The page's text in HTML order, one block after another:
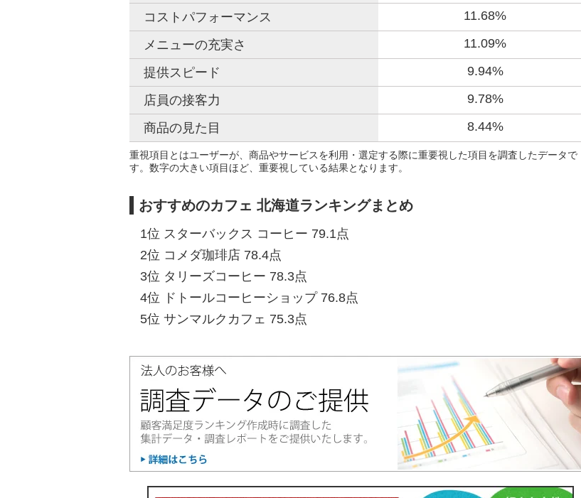
コストパフォーマンス 11.68%
メニューの充実さ 11.09%
提供スピード 9.94%
店員の接客力 9.78%
商品の見た目 8.44%
重視項目とはユーザーが、商品やサービスを利用・選定する際に重要視した項目を調査したデータで
す。数字の大きい項目ほど、重要視している結果となります。
おすすめのカフェ 北海道ランキングまとめ
1位 スターバックス コーヒー 79.1点
2位 コメダ珈琲店 78.4点
3位 タリーズコーヒー 78.3点
4位 ドトールコーヒーショップ 76.8点
5位 サンマルクカフェ 75.3点